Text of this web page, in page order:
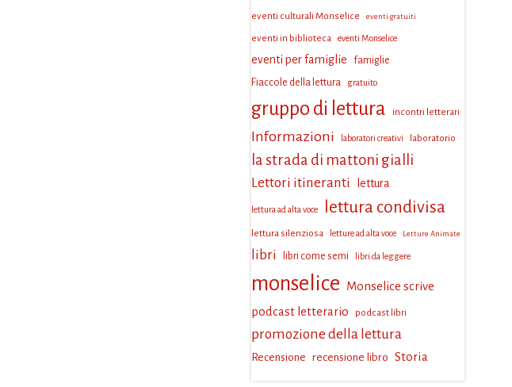
eventi culturali Monselice eventi gratuiti
eventi in biblioteca eventi Monselice
eventi per famiglie
famiglie
Fiaccole della lettura
gratuito
gruppo di lettura incontri letterari
Informazioni laboratori creativi laboratorio
la strada di mattoni gialli
Lettori itineranti lettura
lettura ad alta voce lettura condivisa
lettura silenziosa letture ad alta voce Letture Animate
libri libri come semi libri da leggere
monselice Monselice scrive
podcast letterario
podcast libri
promozione della lettura
Recensione recensione libro Storia